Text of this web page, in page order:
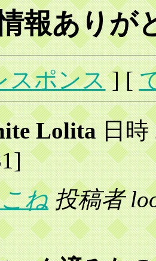
報ありが
スポンス] [
Lolita日時
ね投稿者